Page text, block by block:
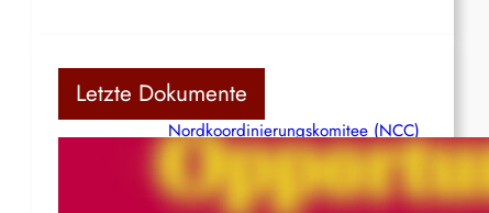
Letzte Dokumente
Nordkoordinierungskomitee (NCC)
der Kommunistischen Partei Indiens
(Maoistisch): Postmoderner
Opportunismus